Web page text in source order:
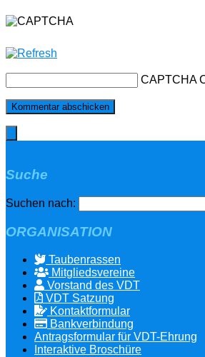
CAPTCHA
Suche
Suchen nach:
ORGANISATION
Taubenrassen
Mitgliedsvereine
Vorstand des VDT
VDT Satzung
Kontaktformular
Bankverbindung
Antragsformular für VDT-Ehrung
Interaktive Broschüre